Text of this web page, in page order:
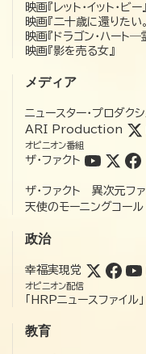
映画『レット・イット・ビー
映画『二十歳に還りたい。
映画『ドラゴン・ハート
映画『影を売る女』
メディア
ニュースター・プロダクシ
ARI Production
オピニオン番組
ザ・ファクト
ザ・ファクト 異次元フ
天使のモーニングコール
政治
幸福実現党
オピニオン配信
「HRPニュースファイル」
教育